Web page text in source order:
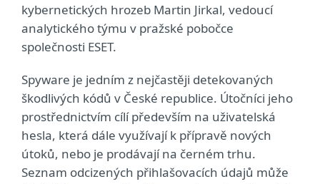
kybernetických hrozeb Martin Jirkal, vedoucí
analytického týmu v pražské pobočce
společnosti ESET.
Spyware je jedním z nejčastěji detekovaných
škodlivých kódů v České republice. Útočníci jeho
prostřednictvím cílí především na uživatelská
hesla, která dále využívají k přípravě nových
útoků, nebo je prodávají na černém trhu.
Seznam odcizených přihlašovacích údajů může